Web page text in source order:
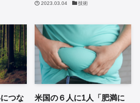
2023.03.04 技術
つな
米国の６人に1人「肥満に